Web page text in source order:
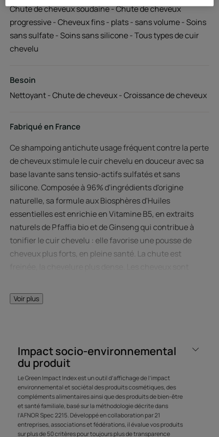
Chute de cheveux soudaine - Chute de cheveux
progressive - Cheveux fins - plats - sans volume - Soins
sans sulfate - Soins sans silicone - Tous types de cuir
chevelu
Besoin
Nettoyant - Chute de cheveux - Croissance de cheveux
Fabriqué en France
Ce shampoing antichute usage fréquent contre la perte
de cheveux stimule le cuir chevelu en douceur avec sa
base lavante sans tensio-actifs sulfatés et sans
silicone. Composée à 96% d'ingrédients d'origine
naturelle, sa formule aux Biosphères d'Huiles
essentielles est enrichie en Vitamine B5, en extraits
naturels de Pfaffia bio et de Ginseng qui contribue à
tonifier le cuir chevelu : elle favorise une pousse de
cheveux plus forts, en pleine santé. La chute est
Shampoing anti chute homme et femme.
Une formule signature René
Furterer avec ses biosphères,
elle combine en un unique
Voir plus
Impact socio-environnemental
du produit
Le Green Impact Index est un outil d’affichage de l’impact
environnemental et sociétal des produits cosmétiques, des
compléments alimentaires ainsi que des produits de bien-être
et santé familiale, basé sur la méthodologie décrite dans
l’AFNOR Spec 2215. Développé en collaboration par 21
entreprises, associations et fédérations, il évalue vos produits
sur plus de 50 critères pour toujours plus de transparence